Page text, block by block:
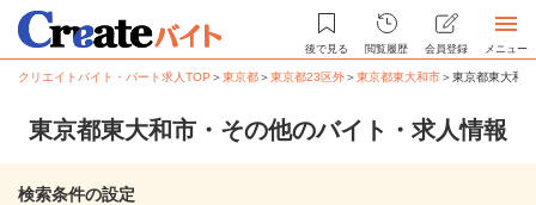
後で見る 閲覧履歴 会員登録 メニュー
クリエイトバイト・パート求人TOP ＞東京都＞東京都23区外＞東京都東大和市＞東京都東大和
東京都東大和市・その他のバイト・求人情報
検索条件の設定